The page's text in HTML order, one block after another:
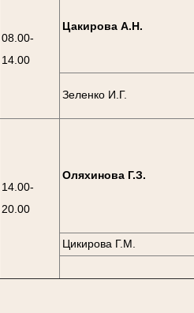
08.00-
14.00
Цакирова А.Н.
Зеленко И.Г.
14.00-
20.00
Оляхинова Г.З.
Цикирова Г.М.